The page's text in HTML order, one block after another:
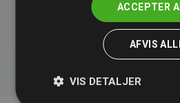
initiativet Websites, der
ACCEPTER
AFVIS
VIS DETALJER